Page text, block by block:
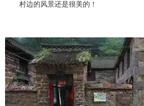
村边的风景还是很美的！